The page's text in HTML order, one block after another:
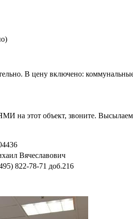
В цену включено:
объект, звоните. Высылаем в
Вячеславович
822-78-71 доб.216